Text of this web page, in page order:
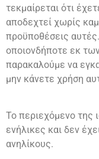
τεκμαίρεται ότι
αποδεχτεί χωρίς
προϋποθέσεις
οποιονδήποτε εκ
παρακαλούμε να
μην κάνετε χρήση
Το περιεχόμενο της
ενήλικες και δεν
ανηλίκους.